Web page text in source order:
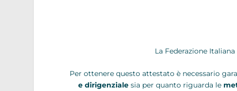
La Federazione
Per ottenere questo attestato è necessario
e dirigenziale sia per quanto riguarda le